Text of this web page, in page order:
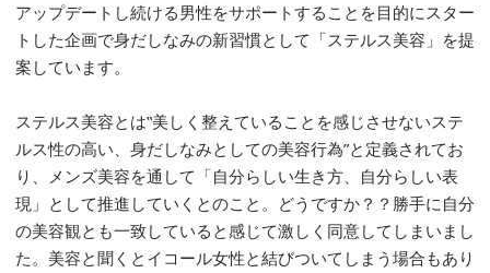
アップデートし続ける男性をサポートすることを目的にスター
トした企画で身だしなみの新習慣として「ステルス美容」を提
案しています。
ステルス美容とは‟美しく整えていることを感じさせないステ
ルス性の高い、身だしなみとしての美容行為”と定義されてお
り、メンズ美容を通して「自分らしい生き方、自分らしい表
現」として推進していくとのこと。どうですか？？勝手に自分
の美容観とも一致していると感じて激しく同意してしまいまし
た。美容と聞くとイコール女性と結びついてしまう場合もあり